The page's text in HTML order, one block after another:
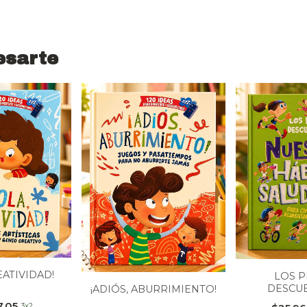
¡ADIÓS, ABURRIMIENTO!
LOS